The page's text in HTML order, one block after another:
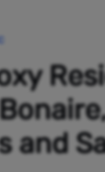
and